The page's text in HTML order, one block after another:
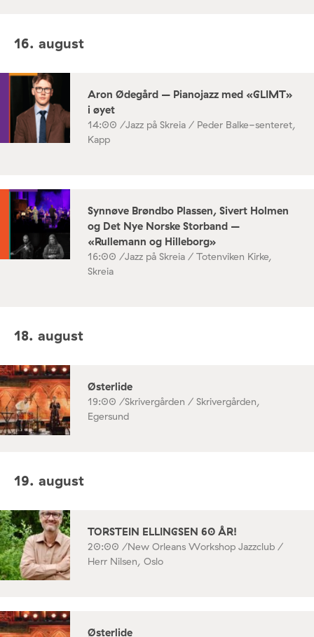
16. august
Aron Ødegård – Pianojazz med «GLIMT»
i øyet
14:00 /Jazz på Skreia / Peder Balke-senteret,
Kapp
Synnøve Brøndbo Plassen, Sivert Holmen
og Det Nye Norske Storband –
«Rullemann og Hilleborg»
16:00 /Jazz på Skreia / Totenviken Kirke,
Skreia
18. august
Østerlide
19:00 /Skrivergården / Skrivergården,
Egersund
19. august
TORSTEIN ELLINGSEN 60 ÅR!
20:00 /New Orleans Workshop Jazzclub /
Herr Nilsen, Oslo
Østerlide